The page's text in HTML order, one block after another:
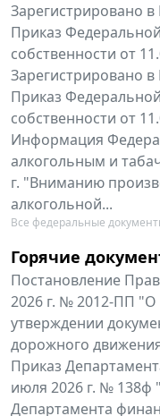
Зарегистрировано
Приказ
собственности от
Зарегистрировано
Приказ
собственности от
Информация
алкогольным и
г. "Вниманию
алкогольной...
Все федеральные
Горячие
Постановление
2026 г. № 2012-ПП "О
утверждении
дорожного
Приказ
июля 2026 г. № 138ф
Департамента